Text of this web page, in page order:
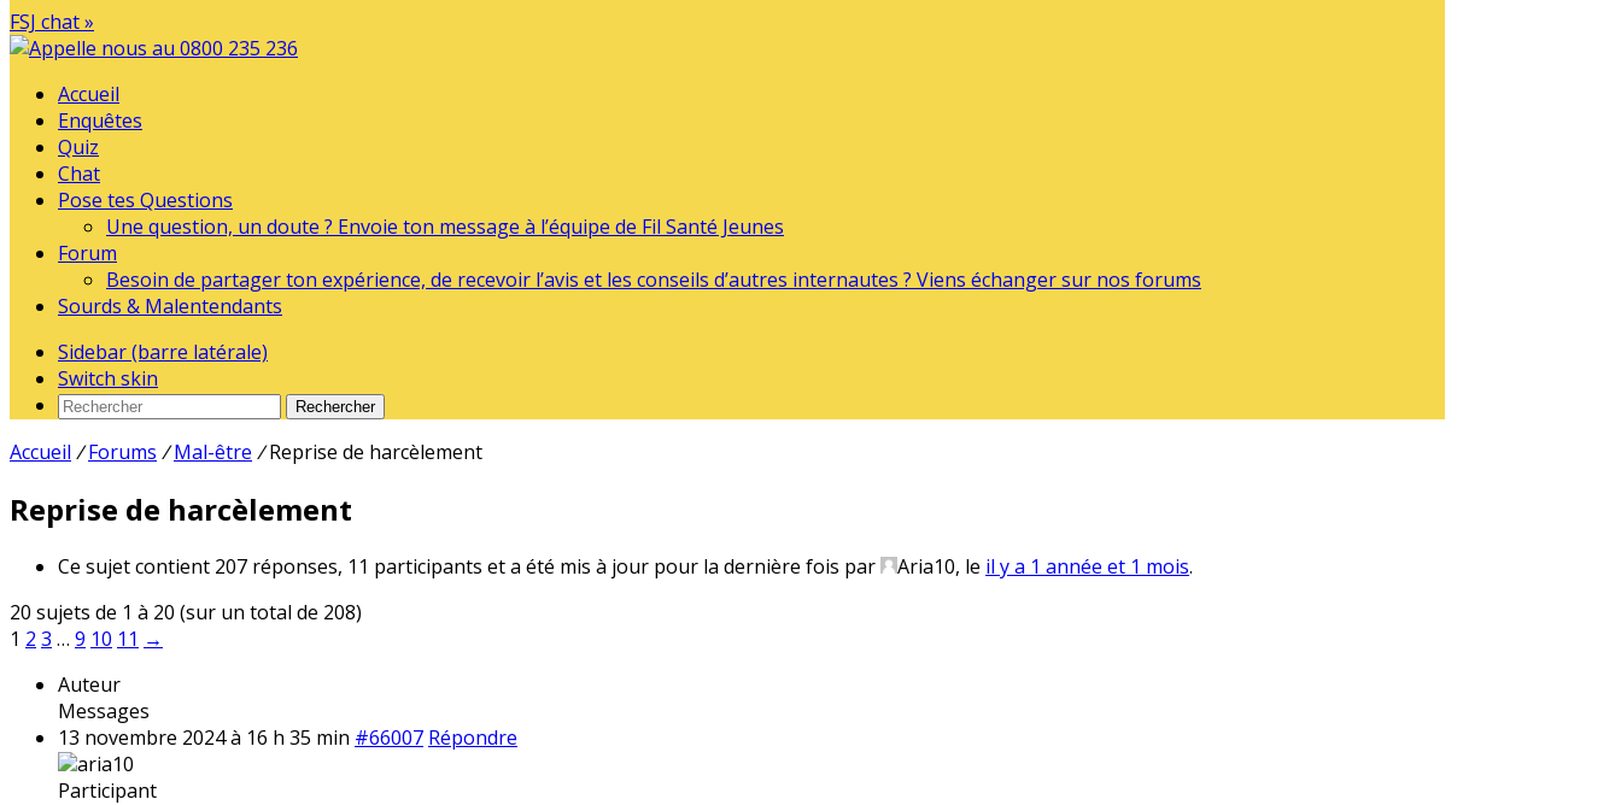
FSJ chat »
Accueil
Enquêtes
Quiz
Chat
Pose tes Questions
Une question, un doute ? Envoie ton message à l’équipe de Fil Santé Jeunes
Forum
Besoin de partager ton expérience, de recevoir l’avis et les conseils d’autres internautes ? Viens échanger sur nos forums
Sourds & Malentendants
Sidebar (barre latérale)
Switch skin
Rechercher
Accueil / Forums / Mal-être / Reprise de harcèlement
Reprise de harcèlement
Ce sujet contient 207 réponses, 11 participants et a été mis à jour pour la dernière fois par Aria10, le il y a 1 année et 1 mois.
20 sujets de 1 à 20 (sur un total de 208)
1 2 3 … 9 10 11 →
Auteur
Messages
13 novembre 2024 à 16 h 35 min #66007 Répondre
aria10
Participant